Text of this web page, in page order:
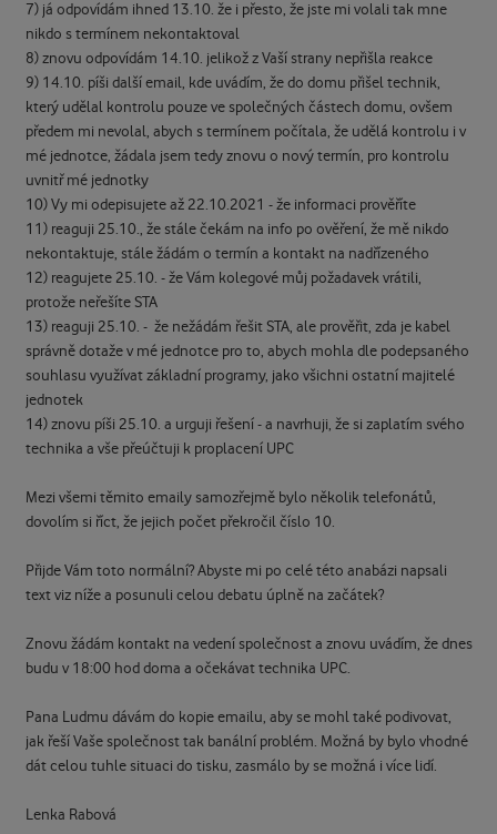
7) já odpovídám ihned 13.10. že i přesto, že jste mi volali tak mne
nikdo s termínem nekontaktoval
8) znovu odpovídám 14.10. jelikož z Vaší strany nepřišla reakce
9) 14.10. píši další email, kde uvádím, že do domu přišel technik,
který udělal kontrolu pouze ve společných částech domu, ovšem
předem mi nevolal, abych s termínem počítala, že udělá kontrolu i v
mé jednotce, žádala jsem tedy znovu o nový termín, pro kontrolu
uvnitř mé jednotky
10) Vy mi odepisujete až 22.10.2021 - že informaci prověříte
11) reaguji 25.10., že stále čekám na info po ověření, že mě nikdo
nekontaktuje, stále žádám o termín a kontakt na nadřízeného
12) reagujete 25.10. - že Vám kolegové můj požadavek vrátili,
protože neřešíte STA
13) reaguji 25.10. - že nežádám řešit STA, ale prověřit, zda je kabel
správně dotaže v mé jednotce pro to, abych mohla dle podepsaného
souhlasu využívat základní programy, jako všichni ostatní majitelé
jednotek
14) znovu píši 25.10. a urguji řešení - a navrhuji, že si zaplatím svého
technika a vše přeúčtuji k proplacení UPC
Mezi všemi těmito emaily samozřejmě bylo několik telefonátů,
dovolím si říct, že jejich počet překročil číslo 10.
Přijde Vám toto normální? Abyste mi po celé této anabázi napsali
text viz níže a posunuli celou debatu úplně na začátek?
Znovu žádám kontakt na vedení společnost a znovu uvádím, že dnes
budu v 18:00 hod doma a očekávat technika UPC.
Pana Ludmu dávám do kopie emailu, aby se mohl také podivovat,
jak řeší Vaše společnost tak banální problém. Možná by bylo vhodné
dát celou tuhle situaci do tisku, zasmálo by se možná i více lidí.
Lenka Rabová